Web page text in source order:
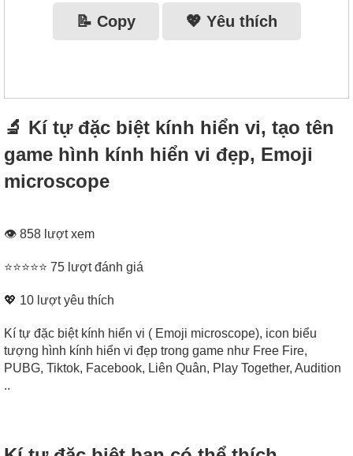
📝 Copy 💖 Yêu thích
🔬 Kí tự đặc biệt kính hiển vi, tạo tên
game hình kính hiển vi đẹp, Emoji
microscope
👁 858 lượt xem
⭐⭐⭐⭐⭐ 75 lượt đánh giá
💖 10 lượt yêu thích
Kí tự đặc biệt kính hiển vi ( Emoji microscope), icon biểu
tượng hình kính hiển vi đẹp trong game như Free Fire,
PUBG, Tiktok, Facebook, Liên Quân, Play Together, Audition
..